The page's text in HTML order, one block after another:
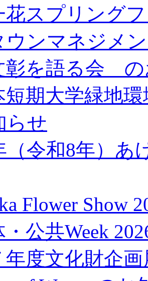
花スプリング
ウンマネジメ
彰を語る会 の
短期大学緑地
らせ
（令和8年）
Flower
・公共Week
年度文化財企